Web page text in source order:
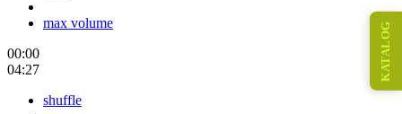
max volume
00:00
04:27
shuffle
KATALOG